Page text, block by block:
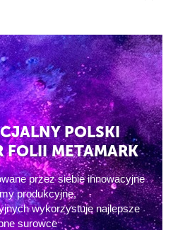
POLSKI
FOLII METAMARK
przez siebie innowacyjne
produkcyjne,
wykorzystuje najlepsze
surowce